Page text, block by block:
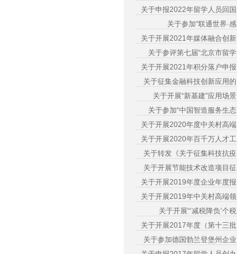
关于申报2022年留学人员回国
关于参加“联通世界·感
关于开展2021年媒体融合创新
关于参评第七届“北京市留学
关于开展2021年积分落户申报
关于征集金融科技创新应用的
关于开展“新基建”应用场景
关于参加“中国智造服务生态
关于开展2020年度中关村高端
关于开展2020年百千万人才工
关于转发《关于征集科技抗疫
关于开展节能技术改造项目征
关于开展2019年度企业年度报
关于开展2019年中关村高端领
关于开展“‘减税降负’个税
关于开展2017年度（第十三批
关于参加德国勃兰登堡州企业